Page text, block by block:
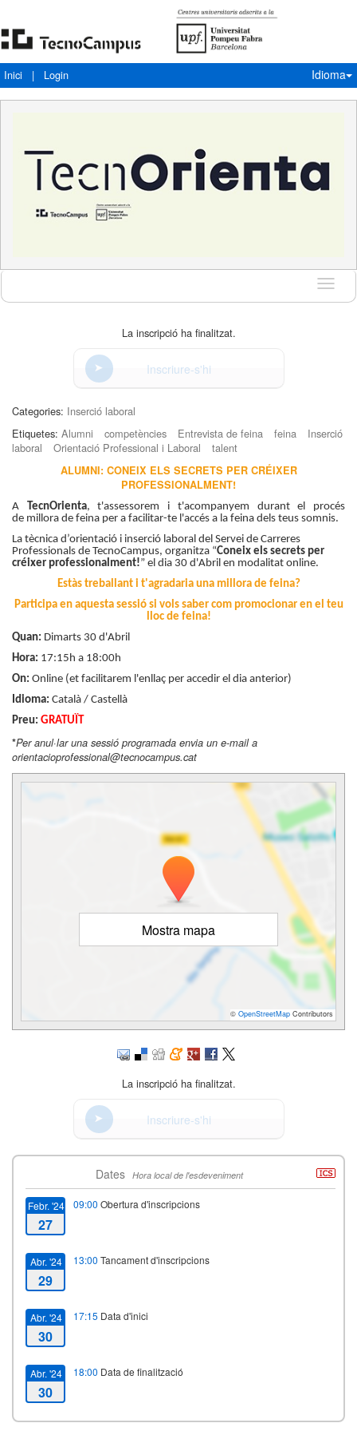
Inici | Login Idioma
Idioma
La inscripció ha finalitzat.
Inscriure-s'hi
Categories: Inserció laboral
Etiquetes: Alumni competències Entrevista de feina feina
Inserció
laboral
Orientació Professional i Laboral talent
ALUMNI: CONEIX ELS SECRETS PER CRÉIXER
PROFESSIONALMENT!
A TecnOrienta, t'assessorem i t'acompanyem durant el procés
de millora de feina per a facilitar-te l'accés a la feina dels teus somnis.
La tècnica d’orientació i inserció laboral del Servei de Carreres
Professionals de TecnoCampus, organitza “Coneix els secrets per
créixer professionalment!” el dia 30 d'Abril en modalitat online.
Estàs treballant i t'agradaria una millora de feina?
Participa en aquesta sessió si vols saber com promocionar en el teu
lloc de feina!
Quan: Dimarts 30 d'Abril
Hora: 17:15h a 18:00h
On: Online (et facilitarem l'enllaç per accedir el dia anterior)
Idioma: Català / Castellà
Preu: GRATUÏT
*Per anul·lar una sessió programada envia un e-mail a
orientacioprofessional@tecnocampus.cat
Mostra mapa
© OpenStreetMap Contributors
La inscripció ha finalitzat.
Inscriure-s'hi
Dates Hora local de l'esdeveniment
Febr. '24
27
09:00 Obertura d'inscripcions
Abr. '24
29
13:00 Tancament d'inscripcions
Abr. '24
30
17:15 Data d'inici
Abr. '24
30
18:00 Data de finalització